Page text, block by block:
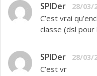
SPIDer 28/03/
C’est vrai
classe (dsl
SPIDer 28/03/
C’est vr